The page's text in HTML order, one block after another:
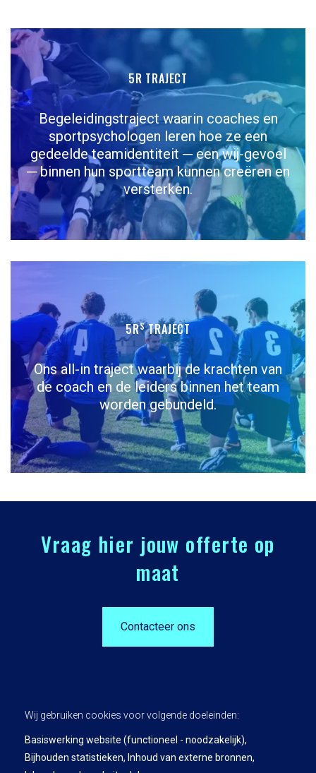
5R TRAJECT
Begeleidingstraject waarin coaches en
sportpsychologen leren hoe ze een
gedeelde teamidentiteit ─ een wij-gevoel
─ binnen hun sportteam kunnen creëren en
versterken.
5RSTRAJECT
Ons all-in traject waarbij de krachten van
de coach en de leiders binnen het team
worden gebundeld.
Vraag hier jouw offerte op
maat
Contacteer ons
Privacy Policy
Wij gebruiken cookies voor volgende doeleinden:
Basiswerking website (functioneel - noodzakelijk),
Bijhouden statistieken, Inhoud van externe bronnen,